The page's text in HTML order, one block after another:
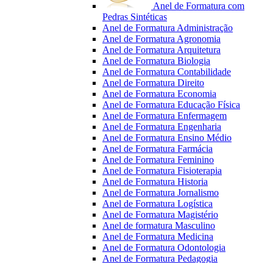
Anel de Formatura com
Pedras Sintéticas
Anel de Formatura Administração
Anel de Formatura Agronomia
Anel de Formatura Arquitetura
Anel de Formatura Biologia
Anel de Formatura Contabilidade
Anel de Formatura Direito
Anel de Formatura Economia
Anel de Formatura Educação Física
Anel de Formatura Enfermagem
Anel de Formatura Engenharia
Anel de Formatura Ensino Médio
Anel de Formatura Farmácia
Anel de Formatura Feminino
Anel de Formatura Fisioterapia
Anel de Formatura Historia
Anel de Formatura Jornalismo
Anel de Formatura Logística
Anel de Formatura Magistério
Anel de formatura Masculino
Anel de Formatura Medicina
Anel de Formatura Odontologia
Anel de Formatura Pedagogia